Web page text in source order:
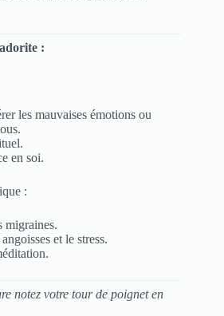
:
les mauvaises émotions ou
en soi.
:
migraines.
et le stress.
notez votre tour de poignet en